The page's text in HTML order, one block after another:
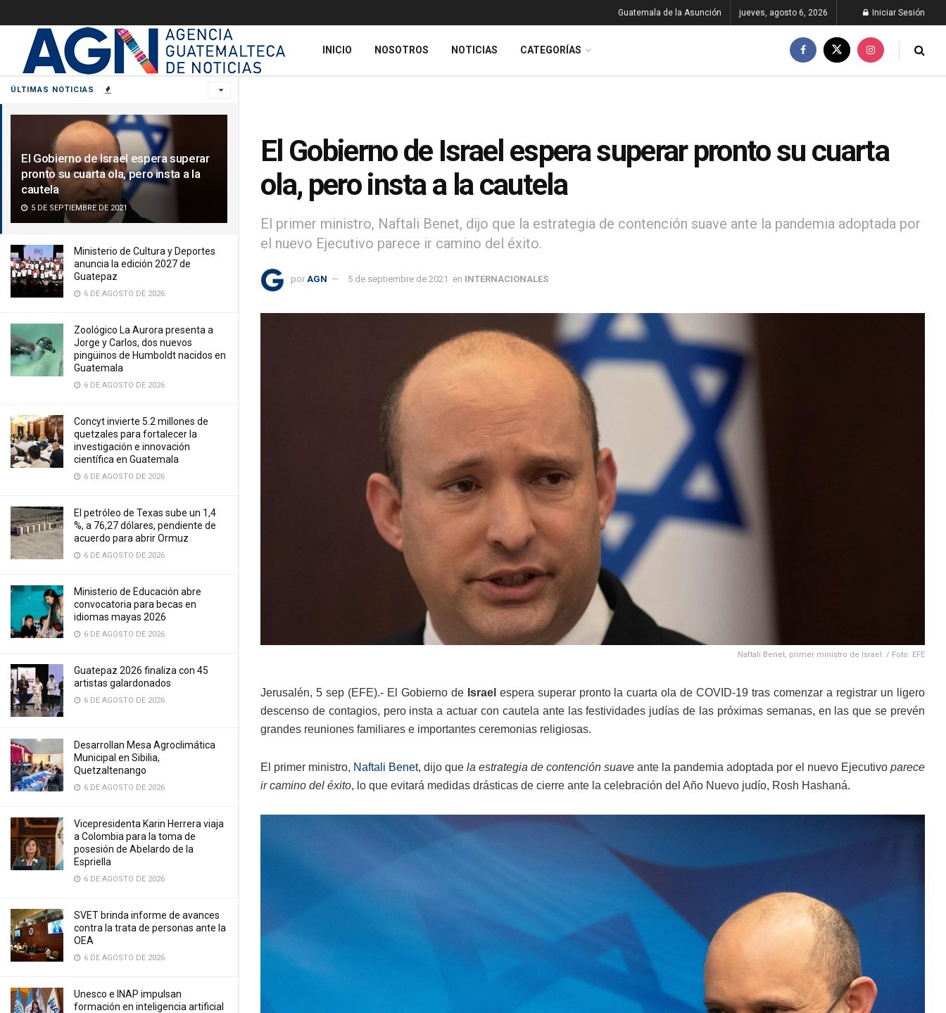
ÚLTIMAS NOTICIAS
El Gobierno de Israel espera superar
pronto su cuarta ola, pero insta a la
cautela
5 DE SEPTIEMBRE DE 2021
Ministerio de Cultura y Deportes
anuncia la edición 2027 de
Guatepaz
6 DE AGOSTO DE 2026
Zoológico La Aurora presenta a
Jorge y Carlos, dos nuevos
pingüinos de Humboldt nacidos en
Guatemala
6 DE AGOSTO DE 2026
Concyt invierte 5.2 millones de
quetzales para fortalecer la
investigación e innovación
científica en Guatemala
6 DE AGOSTO DE 2026
El petróleo de Texas sube un 1,4
%, a 76,27 dólares, pendiente de
acuerdo para abrir Ormuz
6 DE AGOSTO DE 2026
Ministerio de Educación abre
convocatoria para becas en
idiomas mayas 2026
6 DE AGOSTO DE 2026
Guatepaz 2026 finaliza con 45
artistas galardonados
6 DE AGOSTO DE 2026
Desarrollan Mesa Agroclimática
Municipal en Sibilia,
Quetzaltenango
6 DE AGOSTO DE 2026
Vicepresidenta Karin Herrera viaja
a Colombia para la toma de
posesión de Abelardo de la
Espriella
6 DE AGOSTO DE 2026
SVET brinda informe de avances
contra la trata de personas ante la
OEA
6 DE AGOSTO DE 2026
Unesco e INAP impulsan
formación en inteligencia artificial
Guatemala de la Asunción jueves, agosto 6, 2026 Iniciar Sesión
INICIO NOSOTROS NOTICIAS CATEGORÍAS
El Gobierno de Israel espera superar pronto su cuarta
ola, pero insta a la cautela
El primer ministro, Naftali Benet, dijo que la estrategia de contención suave ante la pandemia adoptada por
el nuevo Ejecutivo parece ir camino del éxito.
por AGN 5 de septiembre de 2021 en INTERNACIONALES
Naftali Benet, primer ministro de Israel. / Foto: EFE
Jerusalén, 5 sep (EFE).- El Gobierno de Israel espera superar pronto la cuarta ola de COVID-19 tras comenzar a registrar un ligero
descenso de contagios, pero insta a actuar con cautela ante las festividades judías de las próximas semanas, en las que se prevén
grandes reuniones familiares e importantes ceremonias religiosas.
El primer ministro, Naftali Benet, dijo que la estrategia de contención suave ante la pandemia adoptada por el nuevo Ejecutivo parece
ir camino del éxito, lo que evitará medidas drásticas de cierre ante la celebración del Año Nuevo judío, Rosh Hashaná.